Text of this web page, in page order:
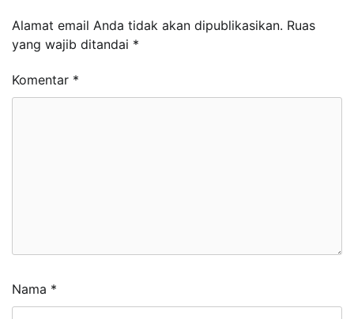
Alamat email Anda tidak akan dipublikasikan. Ruas
yang wajib ditandai *
Komentar *
Nama *